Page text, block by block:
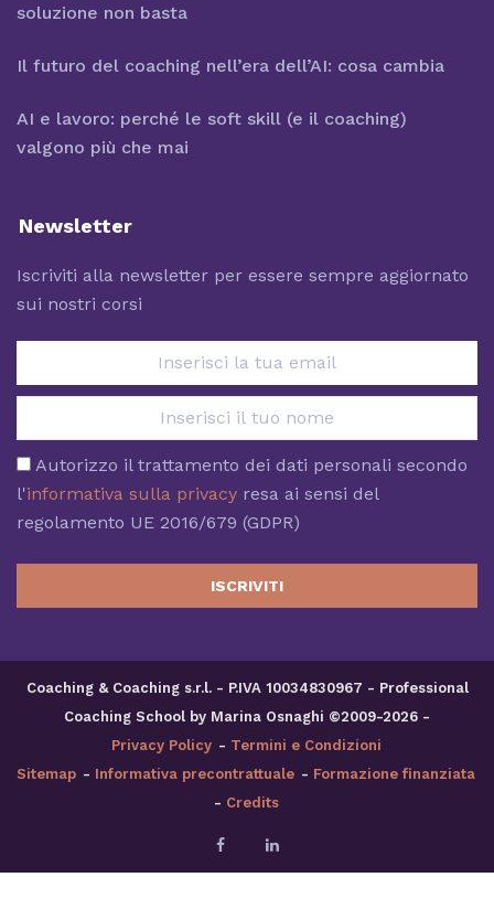
soluzione non basta
Il futuro del coaching nell’era dell’AI: cosa cambia
AI e lavoro: perché le soft skill (e il coaching)
valgono più che mai
Newsletter
Iscriviti alla newsletter per essere sempre aggiornato
sui nostri corsi
Autorizzo il trattamento dei dati personali secondo
l'informativa sulla privacy resa ai sensi del
regolamento UE 2016/679 (GDPR)
ISCRIVITI
Coaching & Coaching s.r.l. - P.IVA 10034830967 - Professional
Coaching School by Marina Osnaghi ©2009-2026 -
Privacy Policy - Termini e Condizioni
Sitemap - Informativa precontrattuale - Formazione finanziata
- Credits